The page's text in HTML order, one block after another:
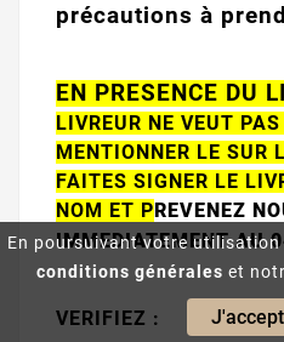
En poursuivant votre utilisation
conditions générales et
précautions à
EN PRESENCE DU
LIVREUR NE VEUT
MENTIONNER LE SUR
FAITES SIGNER L E
NOM ET P REVENEZ
IMMEDIATEMENT AU
VERIFIEZ :